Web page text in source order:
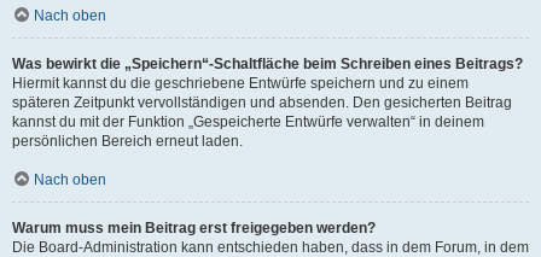
Nach oben
Was bewirkt die „Speichern“-Schaltfläche beim Schreiben eines Beitrags?
Hiermit kannst du die geschriebene Entwürfe speichern und zu einem
späteren Zeitpunkt vervollständigen und absenden. Den gesicherten Beitrag
kannst du mit der Funktion „Gespeicherte Entwürfe verwalten“ in deinem
persönlichen Bereich erneut laden.
Nach oben
Warum muss mein Beitrag erst freigegeben werden?
Die Board-Administration kann entschieden haben, dass in dem Forum, in dem